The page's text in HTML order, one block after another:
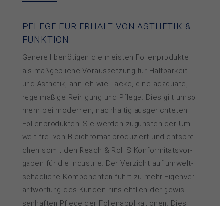
PFLEGE FÜR ERHALT VON ÄSTHETIK &
FUNKTION
Generell benötigen die meis­ten Fo­lien­pro­duk­te
als maß­geb­li­che Vor­aus­set­zung für Halt­bar­keit
und Äs­the­tik, ähn­lich wie La­cke, eine adä­qua­te,
re­gel­mä­ßi­ge Rei­ni­gung und Pfle­ge. Dies gilt um­so
mehr bei mo­der­nen, nach­hal­tig aus­ge­rich­te­ten
Fo­lien­pro­duk­ten. Sie wer­den zu­guns­ten der Um­
welt frei von Blei­chro­mat pro­du­ziert und ent­spre­
chen so­mit den Reach & RoHS Kon­for­mi­täts­vor­
ga­ben für die In­dus­trie. Der Ver­zicht auf um­welt­
schäd­li­che Kom­po­nen­ten führt zu mehr Eigen­ver­
ant­wor­tung des Kun­den hin­sicht­lich der ge­wis­
sen­haf­ten Pfle­ge der Fo­lien­ap­pli­ka­tio­nen. Dies